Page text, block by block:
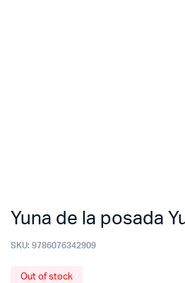
Yuna de la posada
SKU: 9786076342909
Out of stock